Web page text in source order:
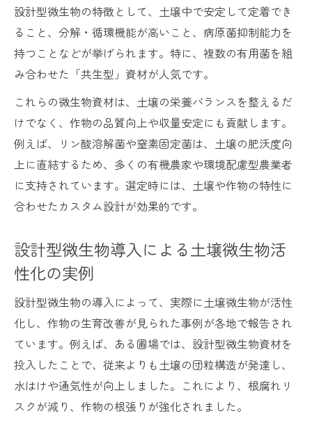
設計型微生物の特徴として、土壌中で安定して定着でき
ること、分解・循環機能が高いこと、病原菌抑制能力を
持つことなどが挙げられます。特に、複数の有用菌を組
み合わせた「共生型」資材が人気です。
これらの微生物資材は、土壌の栄養バランスを整えるだ
けでなく、作物の品質向上や収量安定にも貢献します。
例えば、リン酸溶解菌や窒素固定菌は、土壌の肥沃度向
上に直結するため、多くの有機農家や環境配慮型農業者
に支持されています。選定時には、土壌や作物の特性に
合わせたカスタム設計が効果的です。
設計型微生物導入による土壌微生物活
性化の実例
設計型微生物の導入によって、実際に土壌微生物が活性
化し、作物の生育改善が見られた事例が各地で報告され
ています。例えば、ある圃場では、設計型微生物資材を
投入したことで、従来よりも土壌の団粒構造が発達し、
水はけや通気性が向上しました。これにより、根腐れリ
スクが減り、作物の根張りが強化されました。